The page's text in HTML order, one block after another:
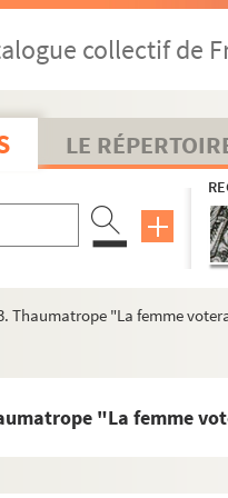
collectif de
LE
Thaumatrope "La femme
"La femme